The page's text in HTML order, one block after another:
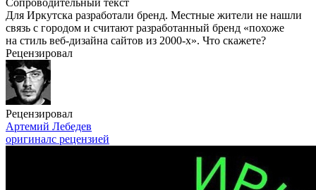
Сопроводительный текст
Для Иркутска разработали бренд. Местные жители не нашли
связь с городом и считают разработанный бренд «похоже
на стиль веб-дизайна сайтов из 2000-х». Что скажете?
Рецензировал
Рецензировал
Артемий Лебедев
оригиналс рецензией